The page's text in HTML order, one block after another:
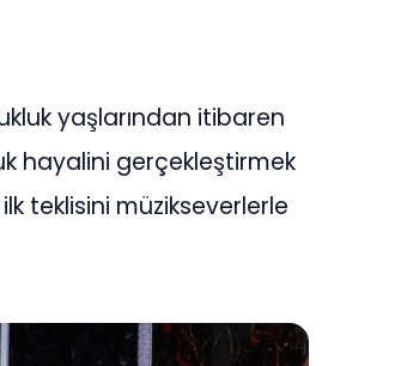
yaşlarından itibaren
hayalini gerçekleştirmek
teklisini müzikseverlerle